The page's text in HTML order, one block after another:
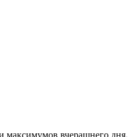
вчерашнего дня,